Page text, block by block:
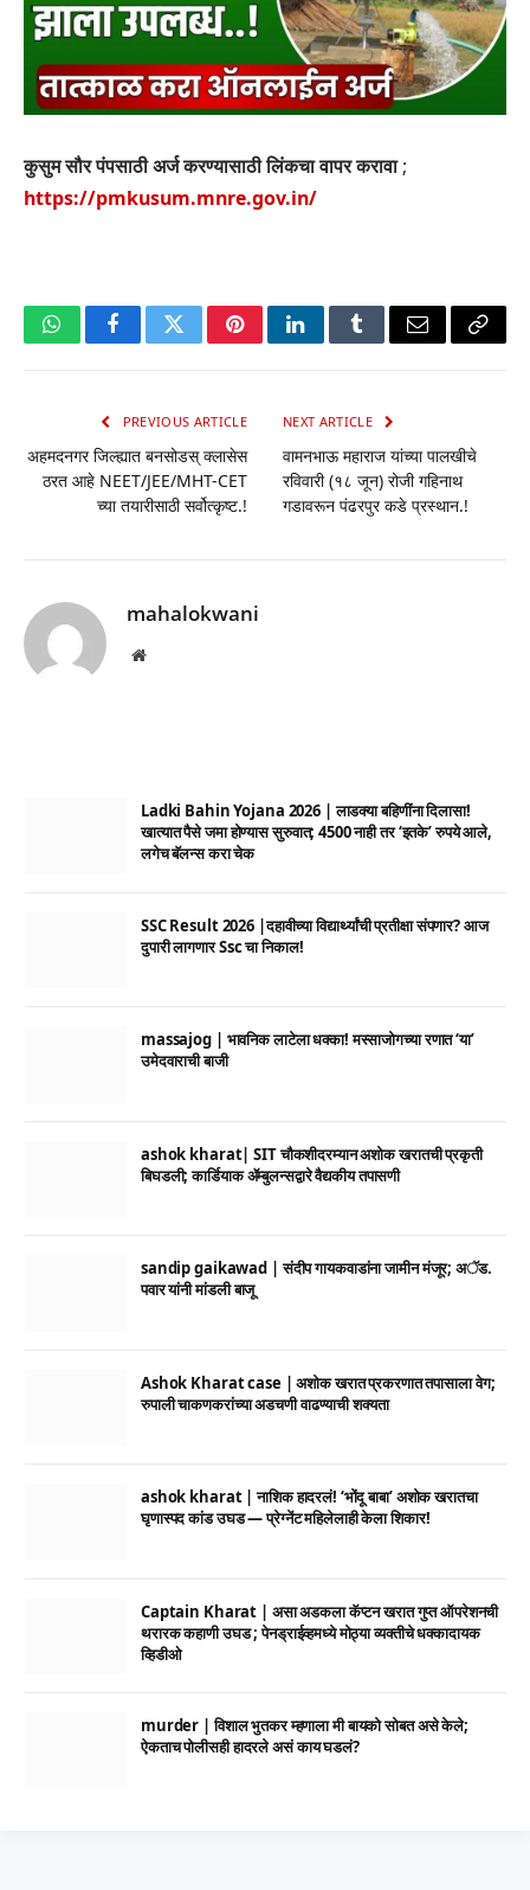
कुसुम सौर पंपसाठी अर्ज करण्यासाठी लिंकचा वापर करावा;
https://pmkusum.mnre.gov.in/
WhatsAppFacebookTwitterPinterestLinkedInTumblrEmail Copy
PREVIOUS ARTICLE
अहमदनगर जिल्ह्यात बनसोडस् क्लासेस
ठरत आहे NEET/JEE/MHT-CET
च्या तयारीसाठी सर्वोत्कृष्ट.!
NEXT ARTICLE
वामनभाऊ महाराज यांच्या पालखीचे
रविवारी (१८ जून) रोजी गहिनाथ
गडावरून पंढरपुर कडे प्रस्थान.!
mahalokwani
Website
Ladki Bahin Yojana 2026 | लाडक्या बहिणींना दिलासा!
खात्यात पैसे जमा होण्यास सुरुवात; 4500 नाही तर ‘इतके’ रुपये आले,
लगेच बॅलन्स करा चेक
SSC Result 2026 |दहावीच्या विद्यार्थ्यांची प्रतीक्षा संपणार? आज
दुपारी लागणार Ssc चा निकाल!
massajog | भावनिक लाटेला धक्का! मस्साजोगच्या रणात ‘या’
उमेदवाराची बाजी
ashok kharat| SIT चौकशीदरम्यान अशोक खरातची प्रकृती
बिघडली; कार्डियाक ॲम्बुलन्सद्वारे वैद्यकीय तपासणी
sandip gaikawad | संदीप गायकवाडांना जामीन मंजूर; अॅड.
पवार यांनी मांडली बाजू
Ashok Kharat case | अशोक खरात प्रकरणात तपासाला वेग;
रुपाली चाकणकरांच्या अडचणी वाढण्याची शक्यता
ashok kharat | नाशिक हादरलं! ‘भोंदू बाबा’ अशोक खरातचा
घृणास्पद कांड उघड — प्रेग्नेंट महिलेलाही केला शिकार!
Captain Kharat | असा अडकला कॅप्टन खरात गुप्त ऑपरेशनची
थरारक कहाणी उघड ; पेनड्राईव्हमध्ये मोठ्या व्यक्तीचे धक्कादायक
व्हिडीओ
murder | विशाल भुतकर म्हणाला मी बायको सोबत असे केले;
ऐकताच पोलीसही हादरले असं काय घडलं?